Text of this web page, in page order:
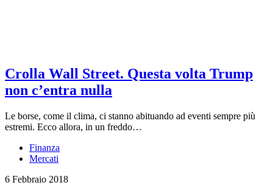
Crolla Wall Street. Questa volta Trump
non c’entra nulla
Le borse, come il clima, ci stanno abituando ad eventi sempre più
estremi. Ecco allora, in un freddo…
Finanza
Mercati
6 Febbraio 2018